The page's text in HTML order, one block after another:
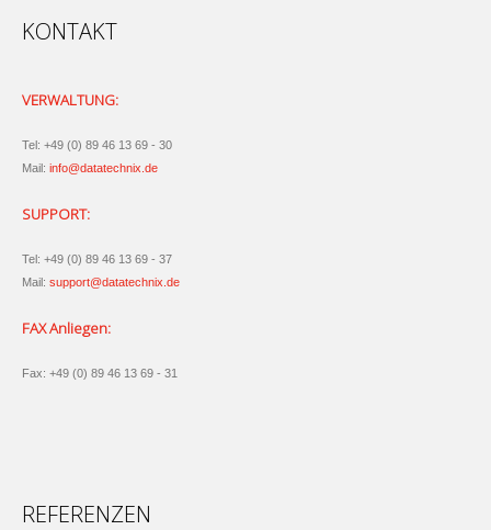
KONTAKT
VERWALTUNG:
Tel: +49 (0) 89 46 13 69 - 30
Mail: info@datatechnix.de
SUPPORT:
Tel: +49 (0) 89 46 13 69 - 37
Mail: support@datatechnix.de
FAX Anliegen:
Fax: +49 (0) 89 46 13 69 - 31
REFERENZEN